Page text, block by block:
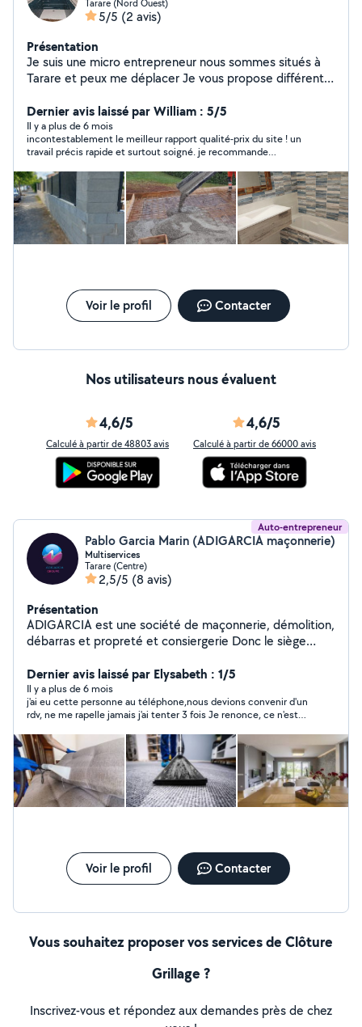
Tarare (Nord Ouest)
5/5 (2 avis)
Présentation
Je suis une micro entrepreneur nous sommes situés à
Tarare et peux me déplacer Je vous propose différents
professionnelle ( assurance décennale) n'hésitez à me
contacter pour la moindre question ou pour un devis
Dernier avis laissé par William : 5/5
Il y a plus de 6 mois
incontestablement le meilleur rapport qualité-prix du site ! un
travail précis rapide et surtout soigné. je recommande
Voir le profil Contacter
Nos utilisateurs nous évaluent
4,6/5
Calculé à partir de 48803 avis
4,6/5
Calculé à partir de 66000 avis
Auto-entrepreneur
Pablo Garcia Marin (ADIGARCIA maçonnerie)
Multiservices
Tarare (Centre)
2,5/5 (8 avis)
Présentation
ADIGARCIA est une société de maçonnerie, démolition,
débarras et propreté et consiergerie Donc le siège
Etienne. Nous intervenons dans le Auvergne Rhône
Alpes. Notre équipe de professionnels se déplace
gratuitement pour vous établir un devis gratuit et vous
garantir une travail de qualité
Dernier avis laissé par Elysabeth : 1/5
Il y a plus de 6 mois
j'ai eu cette personne au téléphone,nous devions convenir d'un
rdv, ne me rapelle jamais j'ai tenter 3 fois Je renonce, ce n'est
Voir le profil Contacter
Vous souhaitez proposer vos services de Clôture
Grillage ?
Inscrivez-vous et répondez aux demandes près de chez